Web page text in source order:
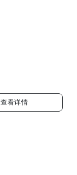
查看详情